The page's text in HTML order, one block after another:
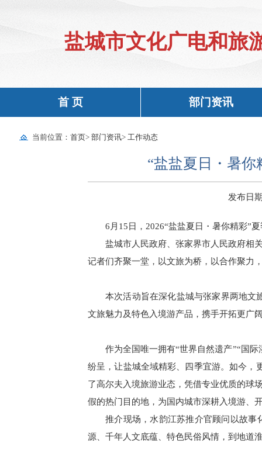
盐城市文化广电和旅
首 页 部门资讯
当前位置： 首页> 部门资讯> 工作动态
“盐盐夏日・暑
发布日
6月15日，2026“盐盐夏日・暑你精彩”
盐城市人民政府、张家界市人民政府相
记者们齐聚一堂，以文旅为桥，以合作聚力
本次活动旨在深化盐城与张家界两地文
文旅魅力及特色入境游产品，携手开拓更广
作为全国唯一拥有“世界自然遗产”“国
纷呈，让盐城全域精彩、四季宜游。如今，
了高尔夫入境旅游业态，凭借专业优质的球
假的热门目的地，为国内城市深耕入境游、
推介现场，水韵江苏推介官顾问以故
源、千年人文底蕴、特色民俗风情，到地道